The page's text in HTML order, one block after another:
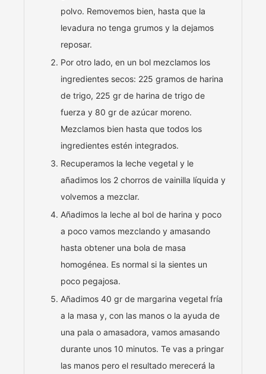
polvo. Removemos bien, hasta que la
levadura no tenga grumos y la dejamos
reposar.
Por otro lado, en un bol mezclamos los
ingredientes secos: 225 gramos de harina
de trigo, 225 gr de harina de trigo de
fuerza y 80 gr de azúcar moreno.
Mezclamos bien hasta que todos los
ingredientes estén integrados.
Recuperamos la leche vegetal y le
añadimos los 2 chorros de vainilla líquida y
volvemos a mezclar.
Añadimos la leche al bol de harina y poco
a poco vamos mezclando y amasando
hasta obtener una bola de masa
homogénea. Es normal si la sientes un
poco pegajosa.
Añadimos 40 gr de margarina vegetal fría
a la masa y, con las manos o la ayuda de
una pala o amasadora, vamos amasando
durante unos 10 minutos. Te vas a pringar
las manos pero el resultado merecerá la